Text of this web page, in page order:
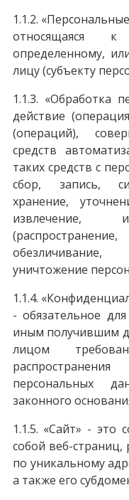
1.1.2.
относящаяся
определенному,
лицу (субъекту
1.1.3. «Обработка
действие
(операций),
средств
таких средств с
сбор, запись,
хранение,
извлечение,
обезличивание,
уничтожение
1.1.4.
- обязательное
иным получившим
лицом
персональных
законного
1.1.5. «Сайт» - это
собой веб-
по уникальному
а также его